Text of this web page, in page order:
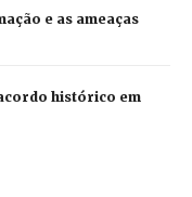
e as ameaças
histórico em